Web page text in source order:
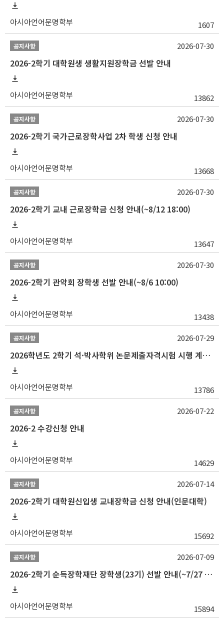
아시아언어문명학부 1607
공지사항
2026-2학기 대학원생 생활지원장학금 선발 안내
아시아언어문명학부 13862
2026-07-30
공지사항
2026-2학기 국가근로장학사업 2차 학생 신청 안내
아시아언어문명학부 13668
2026-07-30
공지사항
2026-2학기 교내 근로장학금 신청 안내(~8/12 18:00)
아시아언어문명학부 13647
2026-07-30
공지사항
2026-2학기 관악회 장학생 선발 안내(~8/6 10:00)
아시아언어문명학부 13438
2026-07-30
공지사항
2026학년도 2학기 석·박사학위 논문제출자격시험 시행 계획 공고
아시아언어문명학부 13786
2026-07-29
공지사항
2026-2 수강신청 안내
아시아언어문명학부 14629
2026-07-22
공지사항
2026-2학기 대학원신입생 교내장학금 신청 안내(인문대학)
아시아언어문명학부 15692
2026-07-14
공지사항
2026-2학기 순득장학재단 장학생(23기) 선발 안내(~7/27 10:00)
아시아언어문명학부 15894
2026-07-09